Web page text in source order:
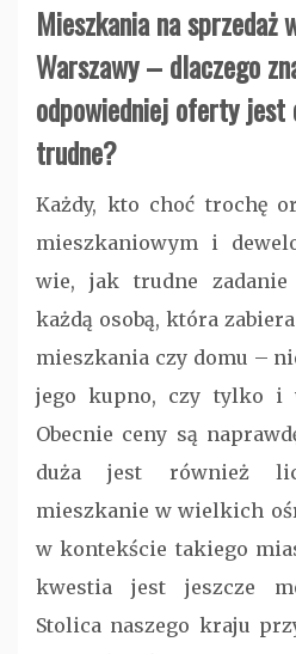
Mieszkania na sprzedaż
Warszawy – dlaczego
odpowiedniej oferty jest
trudne?
Każdy, kto choć trochę
mieszkaniowym i
wie, jak trudne
każdą osobą, która
mieszkania czy domu –
jego kupno, czy tylko i
Obecnie ceny są
duża jest również
mieszkanie w wielkich
w kontekście takiego
kwestia jest jeszcze
Stolica naszego kraju